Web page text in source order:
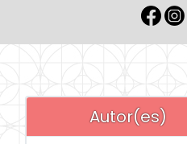
Autor(es)